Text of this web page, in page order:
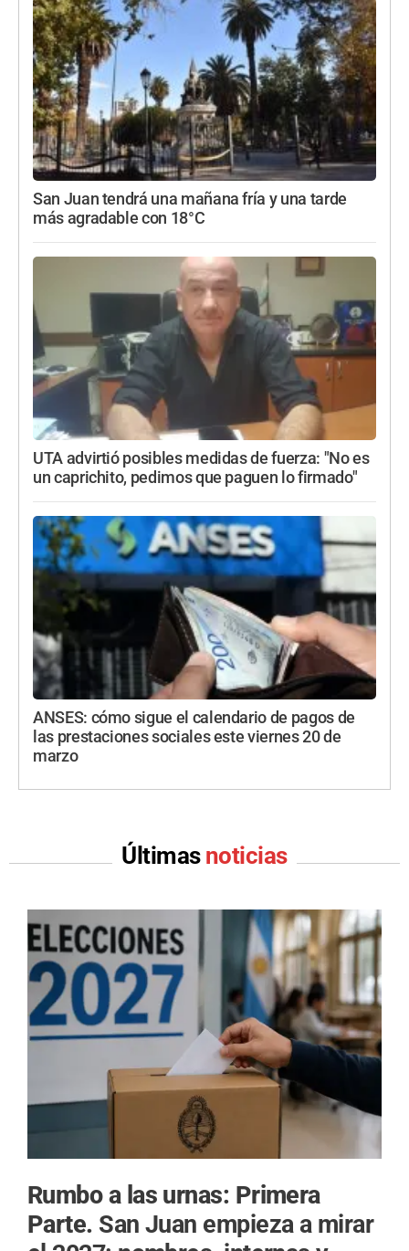
San Juan tendrá una mañana fría y una tarde
más agradable con 18°C
UTA advirtió posibles medidas de fuerza: "No es
un caprichito, pedimos que paguen lo firmado"
ANSES: cómo sigue el calendario de pagos de
las prestaciones sociales este viernes 20 de
marzo
Últimas noticias
Rumbo a las urnas: Primera
Parte. San Juan empieza a mirar